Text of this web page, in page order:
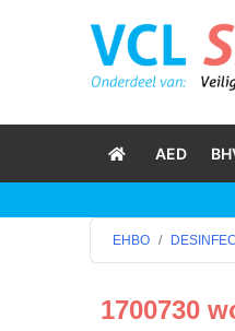
AED
EHBO
1700730